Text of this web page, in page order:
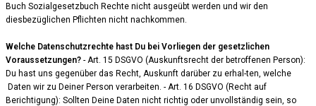
Buch Sozialgesetzbuch Rechte nicht ausgeübt werden und wir den
diesbezüglichen Pflichten nicht nachkommen.
Welche Datenschutzrechte hast Du bei Vorliegen der gesetzlichen
Voraussetzungen? - Art. 15 DSGVO (Auskunftsrecht der betroffenen Person):
Du hast uns gegenüber das Recht, Auskunft darüber zu erhal-ten, welche
Daten wir zu Deiner Person verarbeiten. - Art. 16 DSGVO (Recht auf
Berichtigung): Sollten Deine Daten nicht richtig oder unvollständig sein, so